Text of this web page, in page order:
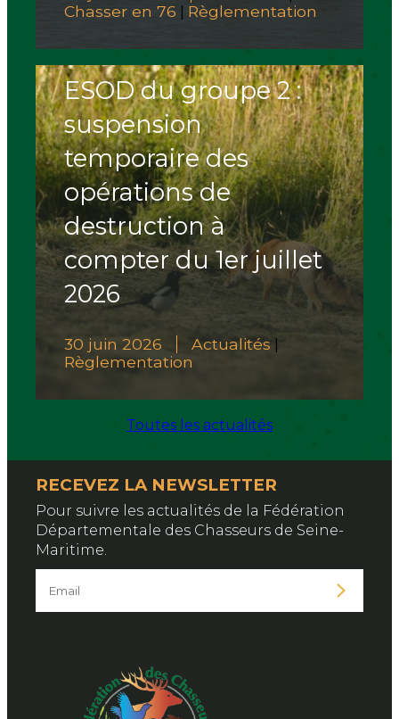
Chasser en 76 Règlementation
ESOD du groupe 2 :
suspension
temporaire des
opérations de
destruction à
compter du 1er juillet
2026
30 juin 2026 Actualités
Règlementation
Toutes les actualités
RECEVEZ LA NEWSLETTER
Pour suivre les actualités de la Fédération
Départementale des Chasseurs de Seine-
Maritime.